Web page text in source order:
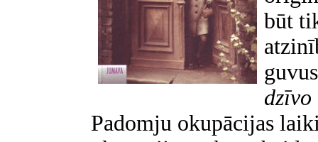
būt
Padomju okupācijas